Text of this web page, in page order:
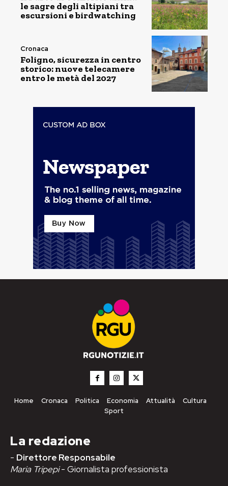
le sagre degli altipiani tra
escursioni e birdwatching
Cronaca
Foligno, sicurezza in centro
storico: nuove telecamere
entro le metà del 2027
Home Cronaca Politica Economia Attualità
Cultura
Sport
La redazione
- Direttore Responsabile
Maria Tripepi- Giornalista professionista